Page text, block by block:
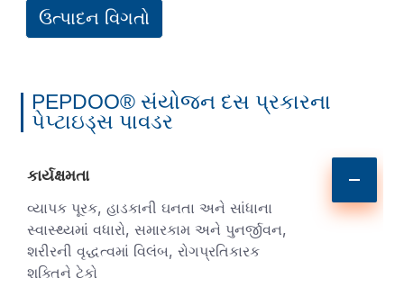
ઉત્પાદન વિગતો
PEPDOO® સંયોજન દસ પ્રકારના
પેપ્ટાઇડ્સ પાવડર
કાર્યક્ષમતા
વ્યાપક પૂરક, હાડકાની ઘનતા અને સાંધાના
સ્વાસ્થ્યમાં વધારો, સમારકામ અને પુનર્જીવન,
શરીરની વૃદ્ધત્વમાં વિલંબ, રોગપ્રતિકારક
શક્તિને ટેકો